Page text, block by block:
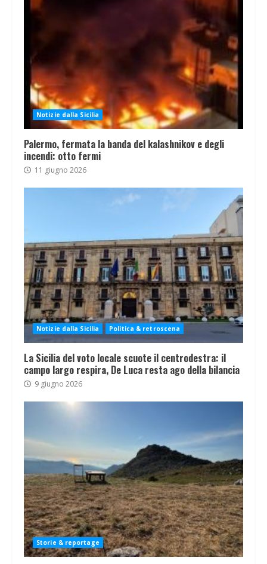
Notizie dalla Sicilia
Palermo, fermata la banda del kalashnikov e degli
incendi: otto fermi
11 giugno 2026
Notizie dalla Sicilia Politica & retroscena
La Sicilia del voto locale scuote il centrodestra: il
campo largo respira, De Luca resta ago della bilancia
9 giugno 2026
Storie & reportage